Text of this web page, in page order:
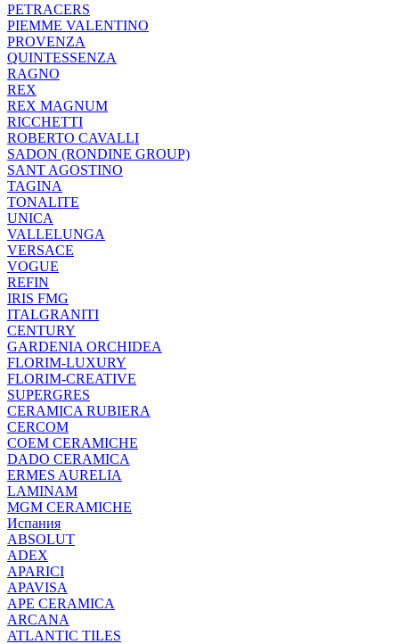
PETRACERS
PIEMME VALENTINO
PROVENZA
QUINTESSENZA
RAGNO
REX
REX MAGNUM
RICCHETTI
ROBERTO CAVALLI
SADON (RONDINE GROUP)
SANT AGOSTINO
TAGINA
TONALITE
UNICA
VALLELUNGA
VERSACE
VOGUE
REFIN
IRIS FMG
ITALGRANITI
CENTURY
GARDENIA ORCHIDEA
FLORIM-LUXURY
FLORIM-CREATIVE
SUPERGRES
CERAMICA RUBIERA
CERCOM
COEM CERAMICHE
DADO CERAMICA
ERMES AURELIA
LAMINAM
MGM CERAMICHE
Испания
ABSOLUT
ADEX
APARICI
APAVISA
APE CERAMICA
ARCANA
ATLANTIC TILES